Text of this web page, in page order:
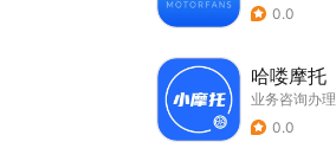
0.0
哈喽摩托
业务咨询办理
0.0